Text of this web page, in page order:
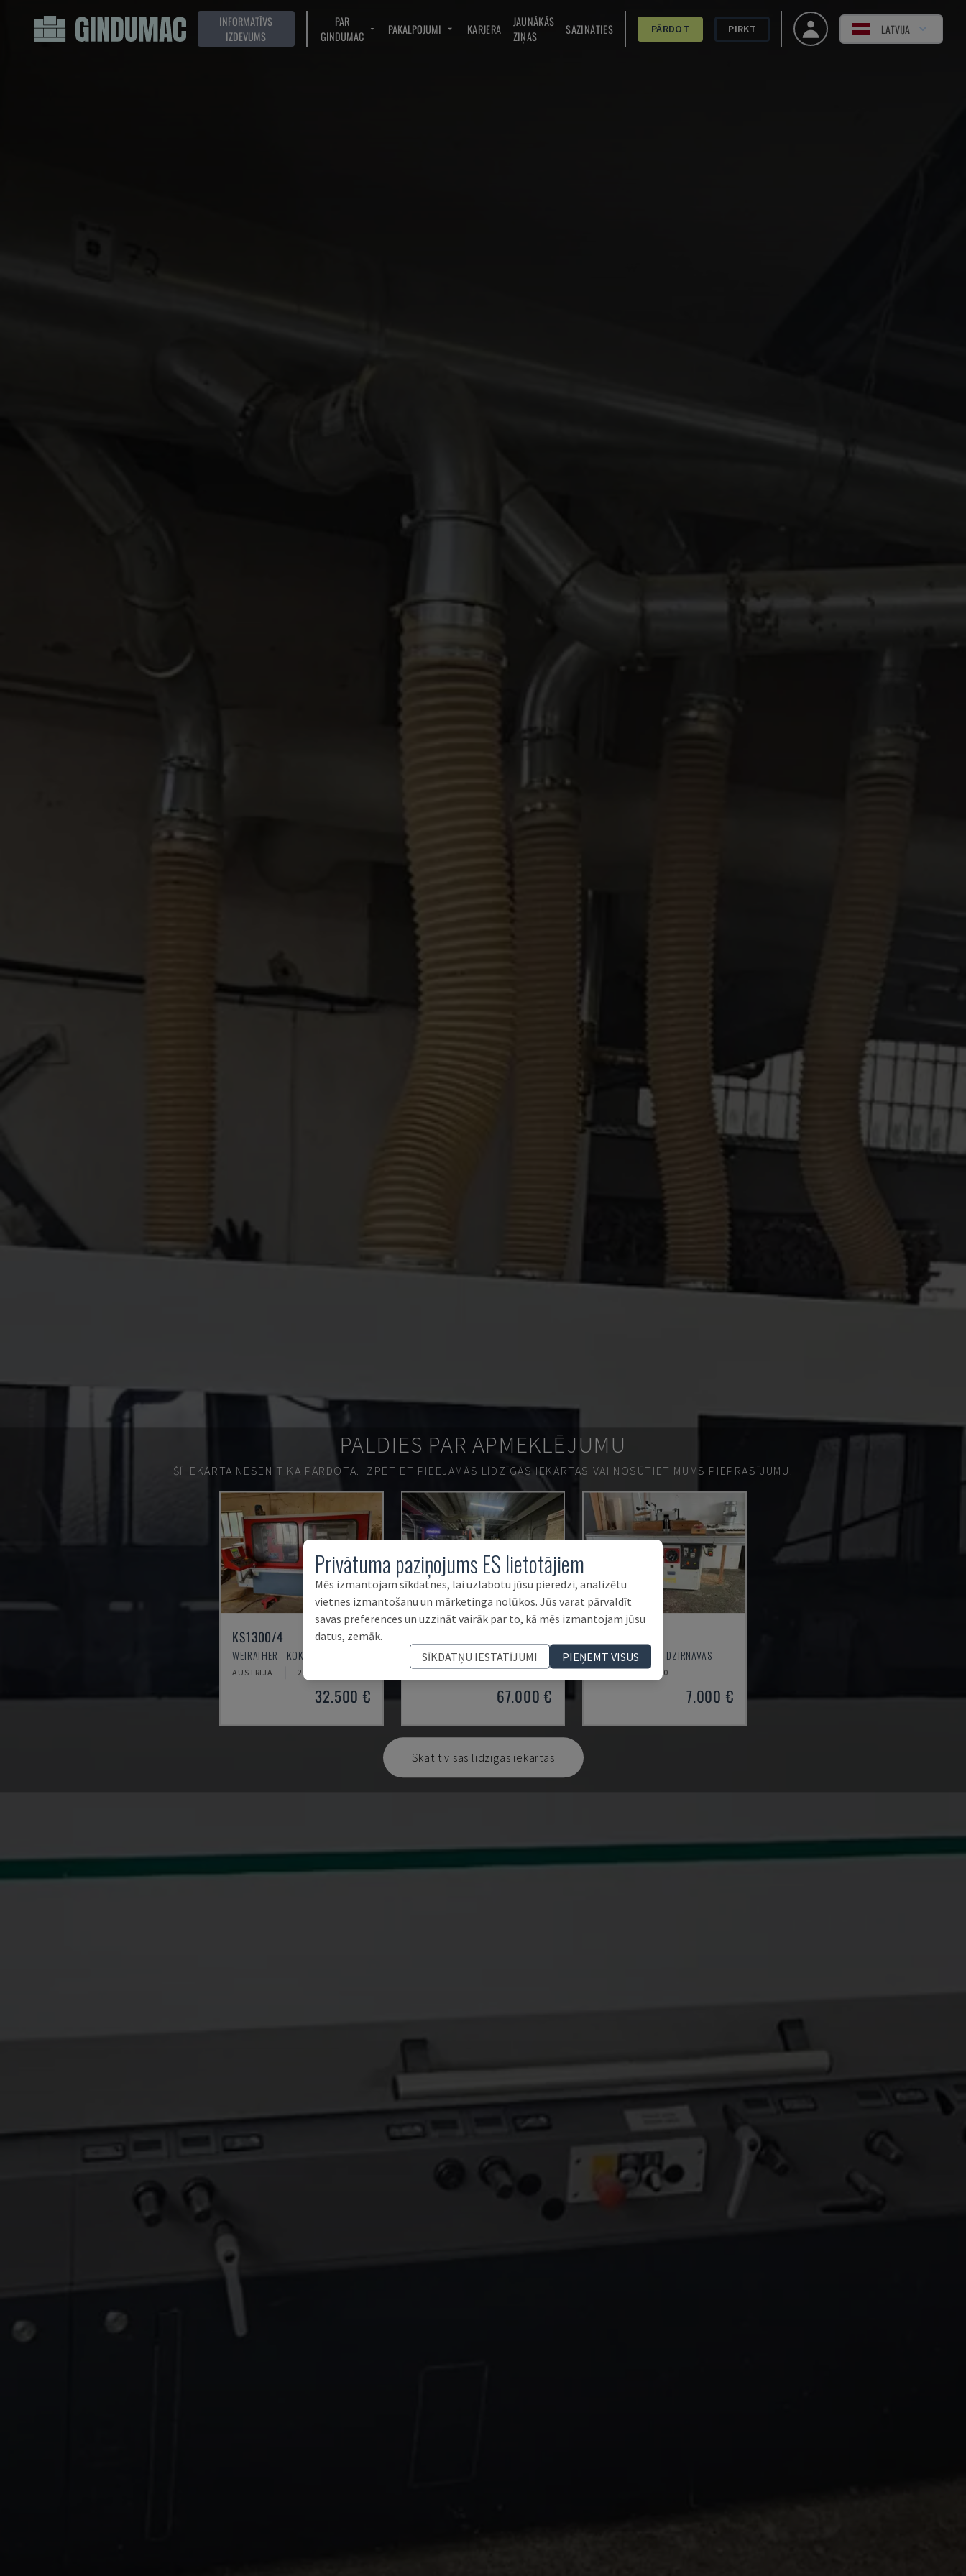
INFORMATĪVS
IZDEVUMS
PAR
GINDUMAC
PAKALPOJUMI KARJERA
JAUNĀKĀS
ZIŅAS
SAZINĀTIES PĀRDOT PIRKT LATVIJA
PALDIES PAR APMEKLĒJUMU
ŠĪ IEKĀRTA NESEN TIKA PĀRDOTA. IZPĒTIET PIEEJAMĀS LĪDZĪGĀS IEKĀRTAS VAI NOSŪTIET MUMS PIEPRASĪJUMU.
KS1300/4
WEIRATHER - KOKA DZIRNAVAS
AUSTRIJA 2004
32.500 €
HOLZHER - KOKA DZIRNAVAS
APVIENOTĀ KARALISTE 2018
67.000 €
ROBLAND - KOKA DZIRNAVAS
VĀCIJA 1990
7.000 €
Skatīt visas līdzīgās iekārtas
Privātuma paziņojums ES lietotājiem
Mēs izmantojam sīkdatnes, lai uzlabotu jūsu pieredzi, analizētu
vietnes izmantošanu un mārketinga nolūkos. Jūs varat pārvaldīt
savas preferences un uzzināt vairāk par to, kā mēs izmantojam jūsu
datus, zemāk.
SĪKDATŅU IESTATĪJUMI
PIEŅEMT VISUS